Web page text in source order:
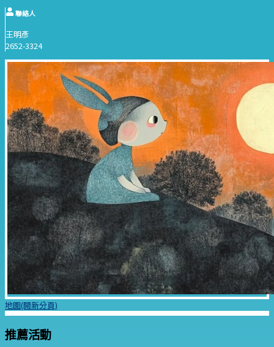
聯絡人
王明彥
2652-3324
地圖(開新分頁)
推薦活動